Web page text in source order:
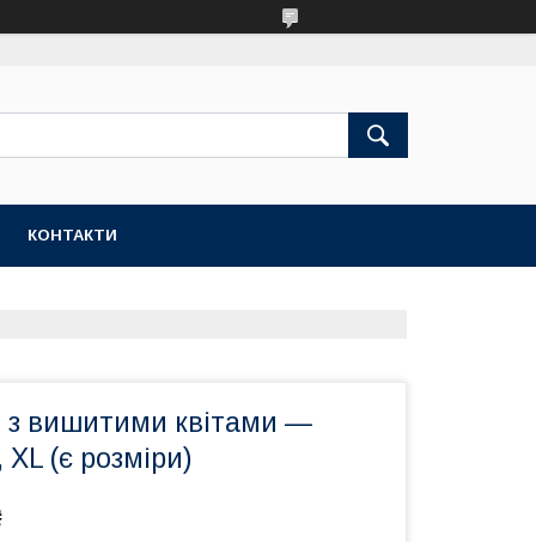
КОНТАКТИ
з вишитими квітами —
XL (є розміри)